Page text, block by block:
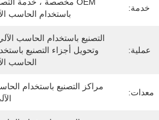
خدمة:
باستخدام الحاسب
عملية:
الحاسب
معدات: